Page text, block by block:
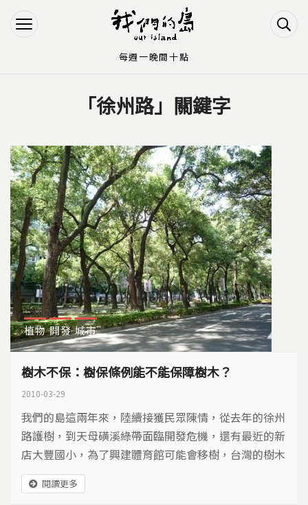
Jump to Navigation
Jump to Main content
「徐州路」關鍵字
植物 開發 城市
樹木不保：樹保條例能不能保障樹木？
2010-03-29
我們的島這兩年來，陸續接獲民眾陳情，從去年的徐州
路護樹，到天母磺溪綠帶面臨開發危機，還有最近的新
店大豐國小，為了興建體育館可能會移樹，台灣的樹木
在各地都發出求救警訊，各地方自治的樹木保護條例，
到底能不能保護樹木？透過不同案例，讓我們一起來思
閱讀更多
每週一晚間十點